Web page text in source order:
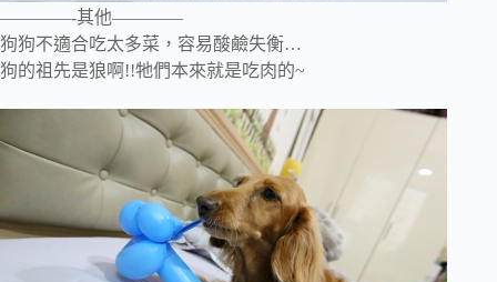
————-其他————
狗狗不適合吃太多菜，容易酸鹼失衡…
狗的祖先是狼啊!!牠們本來就是吃肉的~